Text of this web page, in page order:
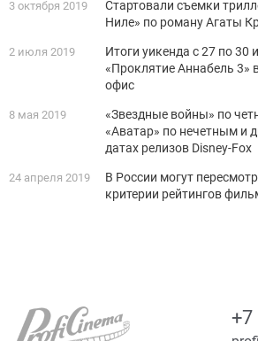
3 октября 2019
Стартовали съемки
Ниле» по роману Агаты
2 июля 2019
Итоги уикенда с 27 по 30
«Проклятие Аннабель 3»
офис
8 мая 2019
«Звездные войны» по
«Аватар» по нечетным и
датах релизов Disney-Fox
24 апреля 2019
В России могут
критерии рейтингов
+7